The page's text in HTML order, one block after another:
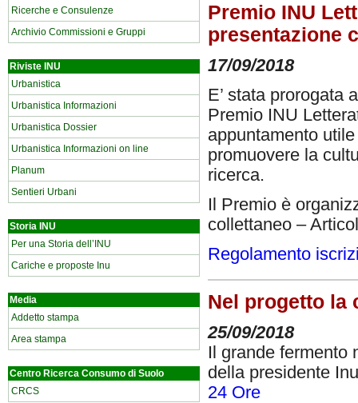
Ricerche e Consulenze
Archivio Commissioni e Gruppi
Riviste INU
Urbanistica
Urbanistica Informazioni
Urbanistica Dossier
Urbanistica Informazioni on line
Planum
Sentieri Urbani
Storia INU
Per una Storia dell’INU
Cariche e proposte Inu
Media
Addetto stampa
Area stampa
Centro Ricerca Consumo di Suolo
CRCS
Premio INU
presentazione
17/09/2018
E’ stata prorogata
Premio INU
appuntamento
promuovere la
ricerca.
Il Premio è
collettaneo –
Regolamento
Nel progetto la
25/09/2018
Il grande fermento
della presidente
24 Ore